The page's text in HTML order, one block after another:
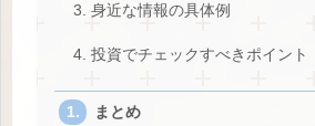
3. 身近な情報の具体例
4. 投資でチェックすべきポイント
まとめ